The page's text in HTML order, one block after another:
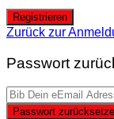
Registrieren
Zurück zur
Passwort
Passwort